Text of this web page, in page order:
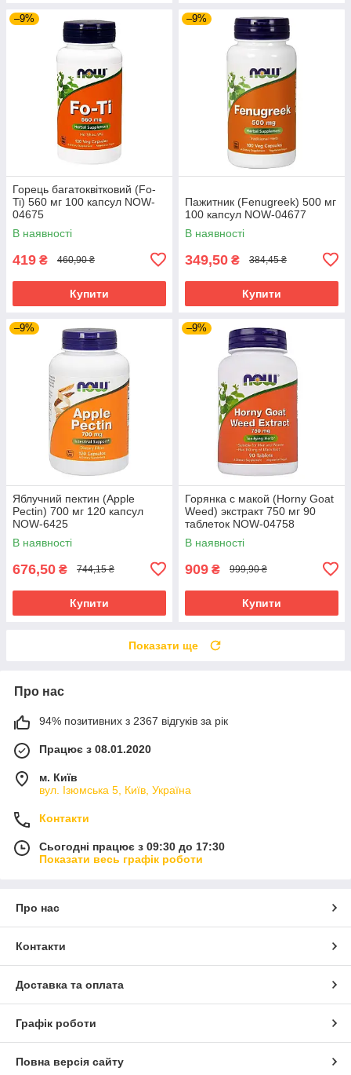
–9%
Горець багатоквітковий (Fo-
Ti) 560 мг 100 капсул NOW-
04675
В наявності
419 ₴ 460,90 ₴
Купити
–9%
Пажитник (Fenugreek) 500 мг
100 капсул NOW-04677
В наявності
349,50 ₴ 384,45 ₴
Купити
–9%
Яблучний пектин (Apple
Pectin) 700 мг 120 капсул
NOW-6425
В наявності
676,50 ₴ 744,15 ₴
Купити
–9%
Горянка с макой (Horny Goat
Weed) экстракт 750 мг 90
таблеток NOW-04758
В наявності
909 ₴ 999,90 ₴
Купити
Показати ще
Про нас
94% позитивних з 2367 відгуків за рік
Працює з 08.01.2020
м. Київ
вул. Ізюмська 5, Київ, Україна
Контакти
Сьогодні працює з 09:30 до 17:30
Показати весь графік роботи
Про нас
Контакти
Доставка та оплата
Графік роботи
Повна версія сайту